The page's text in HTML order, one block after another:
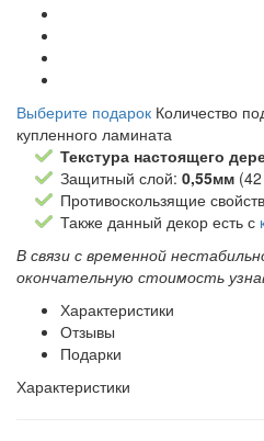
Выберите подарок Количество
купленного ламината
Текстура настоящего
Защитный слой: 0,55мм
Противоскользящие
Также данный декор есть с
В связи с временной
окончательную стоимость
Характеристики
Отзывы
Подарки
Характеристики